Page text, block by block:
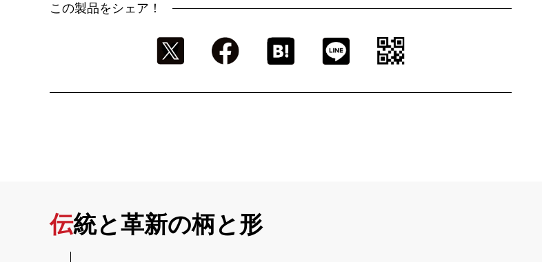
この製品をシェア！
伝統と革新の柄と形